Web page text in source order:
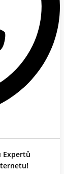
Expertů